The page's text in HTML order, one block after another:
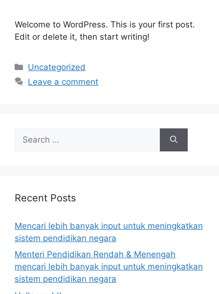
Welcome to WordPress. This is your first post.
Edit or delete it, then start writing!
Categories
Uncategorized
Leave a comment
for:
Recent Posts
Mencari lebih banyak input untuk meningkatkan
sistem pendidikan negara
Menteri Pendidikan Rendah & Menengah
mencari lebih banyak input untuk meningkatkan
sistem pendidikan negara